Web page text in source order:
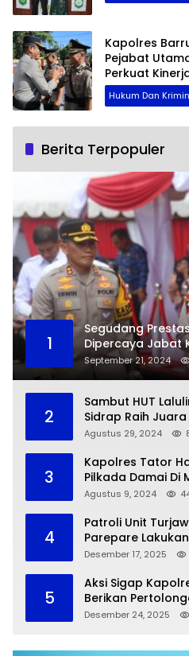
Kapolres
Pejabat
Perkuat
Hukum Dan
Berita Terpopuler
1
Segudang
Dipercaya Jabat
September 21, 2024
2
Sambut HUT
Sidrap Raih
Zona 5
Agustus 29, 2024
3
Kapolres Tator
Pilkada Damai Di
Agustus 9, 2024
4
Patroli Unit
Parepare
Larangan Parkir
Desember 17, 2025
5
Aksi Sigap
Berikan
Desember 24, 2025